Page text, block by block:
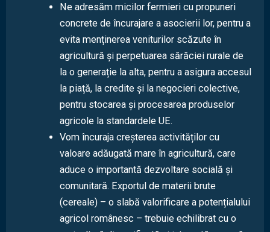
Ne adresăm micilor fermieri cu propuneri
concrete de încurajare a asocierii lor, pentru a
evita menținerea veniturilor scăzute în
agricultură și perpetuarea sărăciei rurale de
la o generație la alta, pentru a asigura accesul
la piață, la credite și la negocieri colective,
pentru stocarea și procesarea produselor
agricole la standardele UE.
Vom încuraja creșterea activităților cu
valoare adăugată mare în agricultură, care
aduce o importantă dezvoltare socială și
comunitară. Exportul de materii brute
(cereale) – o slabă valorificare a potențialului
agricol românesc – trebuie echilibrat cu o